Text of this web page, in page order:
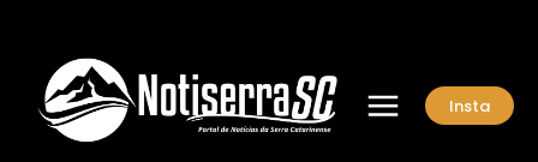
Insta